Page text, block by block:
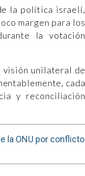
la política israelí,
margen para los
la votación
visión unilateral de
cada
y reconciliación
la ONU por conflicto